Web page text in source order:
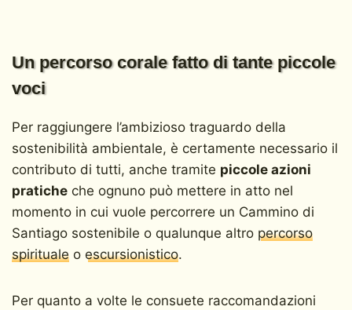
Un percorso corale fatto di tante piccole
voci
Per raggiungere l’ambizioso traguardo della
sostenibilità ambientale, è certamente necessario il
contributo di tutti, anche tramite piccole azioni
praticheche ognuno può mettere in atto nel
momento in cui vuole percorrere un Cammino di
Santiago sostenibile o qualunque altro percorso
spiritualeo escursionistico.
Per quanto a volte le consuete raccomandazioni